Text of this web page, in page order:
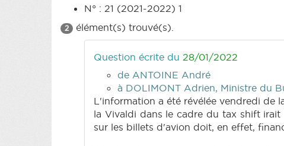
N° : 21 (2021-2022) 1
2 élément(s) trouvé(s).
Question écrite du 28/01/2022
de ANTOINE André
à DOLIMONT Adrien, Ministre du
L'information a été révélée vendredi de
la Vivaldi dans le cadre du tax shift
sur les billets d'avion doit, en effet,